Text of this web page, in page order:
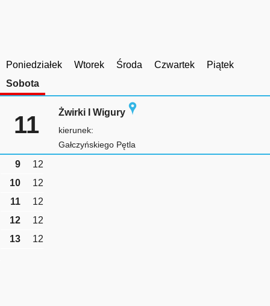
Poniedziałek Wtorek Środa Czwartek
Piątek
Sobota
11 Żwirki I Wigury
kierunek:
Gałczyńskiego Pętla
9
12
10
12
11
12
12
12
13
12